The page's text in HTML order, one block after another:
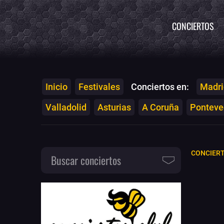
CONCIERTOS
Inicio Festivales Conciertos en:
Valladolid
Asturias A Coruña
Buscar conciertos